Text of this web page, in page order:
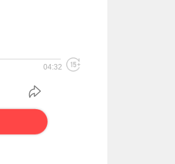
04:32